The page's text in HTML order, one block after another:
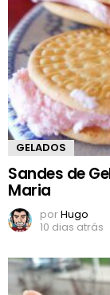
GELADOS
Sandes de
Maria
porHugo
10 dias atrás